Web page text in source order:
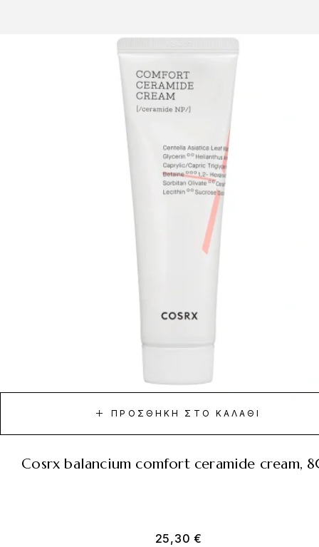
ΠΡΟΣΘΉΚΗ ΣΤΟ ΚΑΛΆΘΙ
cosrx balancium comfort ceramide cream,
25,30€